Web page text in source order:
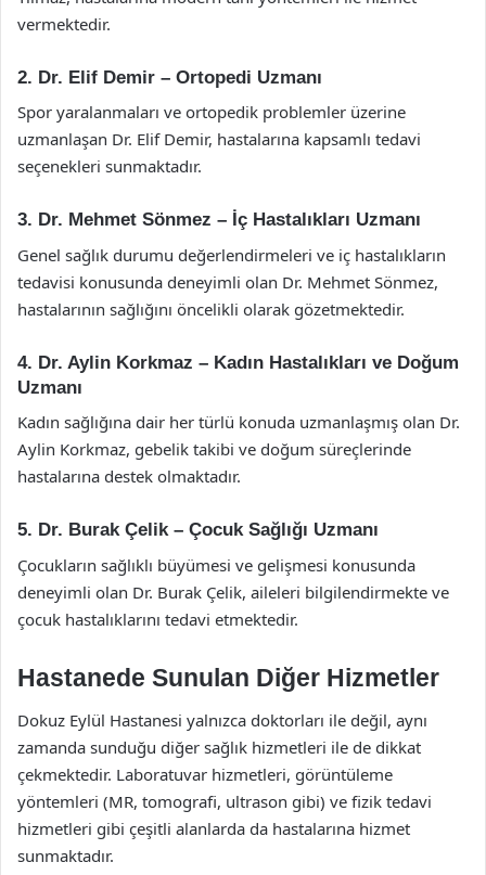
vermektedir.
2. Dr. Elif Demir – Ortopedi Uzmanı
Spor yaralanmaları ve ortopedik problemler üzerine
uzmanlaşan Dr. Elif Demir, hastalarına kapsamlı tedavi
seçenekleri sunmaktadır.
3. Dr. Mehmet Sönmez – İç Hastalıkları Uzmanı
Genel sağlık durumu değerlendirmeleri ve iç hastalıkların
tedavisi konusunda deneyimli olan Dr. Mehmet Sönmez,
hastalarının sağlığını öncelikli olarak gözetmektedir.
4. Dr. Aylin Korkmaz – Kadın Hastalıkları ve Doğum
Uzmanı
Kadın sağlığına dair her türlü konuda uzmanlaşmış olan Dr.
Aylin Korkmaz, gebelik takibi ve doğum süreçlerinde
hastalarına destek olmaktadır.
5. Dr. Burak Çelik – Çocuk Sağlığı Uzmanı
Çocukların sağlıklı büyümesi ve gelişmesi konusunda
deneyimli olan Dr. Burak Çelik, aileleri bilgilendirmekte ve
çocuk hastalıklarını tedavi etmektedir.
Hastanede Sunulan Diğer Hizmetler
Dokuz Eylül Hastanesi yalnızca doktorları ile değil, aynı
zamanda sunduğu diğer sağlık hizmetleri ile de dikkat
çekmektedir. Laboratuvar hizmetleri, görüntüleme
yöntemleri (MR, tomografi, ultrason gibi) ve fizik tedavi
hizmetleri gibi çeşitli alanlarda da hastalarına hizmet
sunmaktadır.